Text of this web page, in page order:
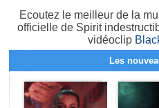
Ecoutez le meilleur de la
officielle de Spirit
vidéoclip
Les